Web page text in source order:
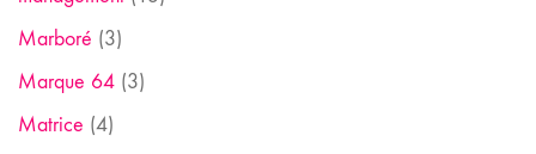
Marboré (3)
Marque 64 (3)
Matrice (4)